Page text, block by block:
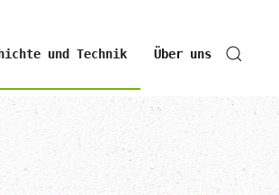
und Technik Über uns